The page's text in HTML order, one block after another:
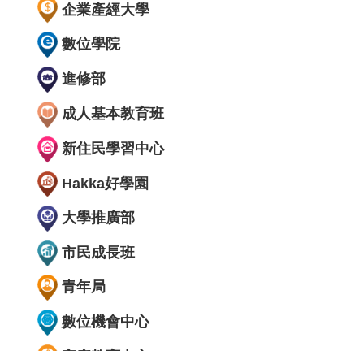
企業產經大學
數位學院
進修部
成人基本教育班
新住民學習中心
Hakka好學園
大學推廣部
市民成長班
青年局
數位機會中心